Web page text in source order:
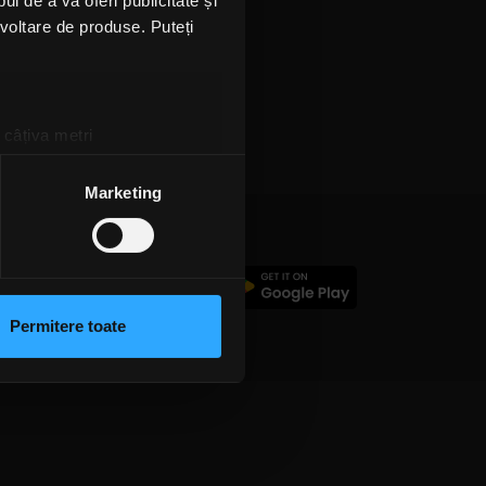
de produse. Puteți
metri
la
secțiunea cu detalii
cu privire la modul în
urma folosirii serviciilor
Marketing
Permitere toate